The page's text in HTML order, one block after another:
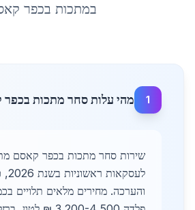
במתכות בכפר
1 מהי עלות סחר מתכות
והערכה. מחירים מלאים תלויים